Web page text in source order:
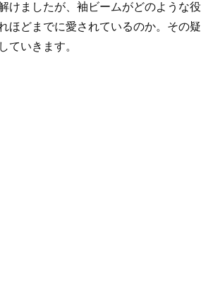
けましたが、袖ビームがどのような役
ほどまでに愛されているのか。その疑
ていきます。